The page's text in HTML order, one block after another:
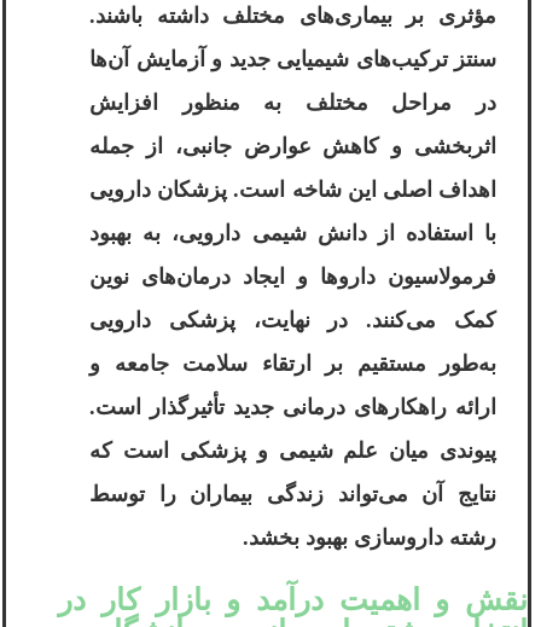
مؤثری بر بیماری‌های مختلف داشته باشند.
سنتز ترکیب‌های شیمیایی جدید و آزمایش آن‌ها
در مراحل مختلف به منظور افزایش
اثربخشی و کاهش عوارض جانبی، از جمله
اهداف اصلی این شاخه است. پزشکان دارویی
با استفاده از دانش شیمی دارویی، به بهبود
فرمولاسیون داروها و ایجاد درمان‌های نوین
کمک می‌کنند. در نهایت، پزشکی دارویی
به‌طور مستقیم بر ارتقاء سلامت جامعه و
ارائه راهکارهای درمانی جدید تأثیرگذار است.
پیوندی میان علم شیمی و پزشکی است که
نتایج آن می‌تواند زندگی بیماران را توسط
رشته داروسازی بهبود بخشد.
نقش و اهمیت درآمد و بازار کار در